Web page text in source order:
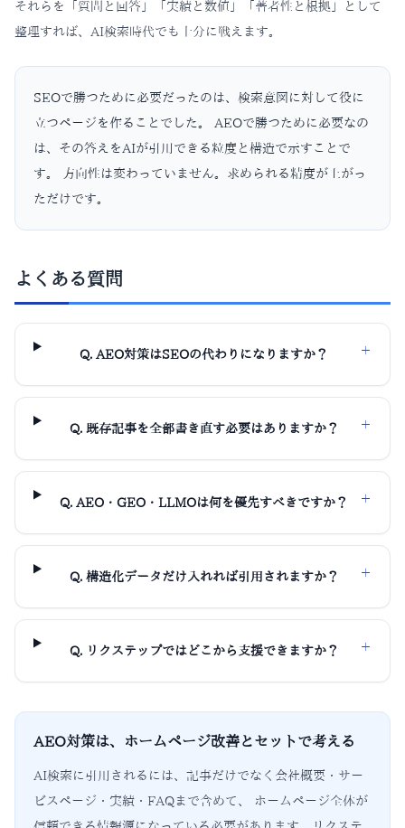
それらを「質問と回答」「実績と数値」「著者性と根拠」として
整理すれば、AI検索時代でも十分に戦えます。
SEOで勝つために必要だったのは、検索意図に対して役に
立つページを作ることでした。 AEOで勝つために必要なの
は、その答えをAIが引用できる粒度と構造で示すことで
す。 方向性は変わっていません。求められる精度が上がっ
ただけです。
よくある質問
Q. AEO対策はSEOの代わりになりますか？ ＋
Q. 既存記事を全部書き直す必要はありますか？ ＋
Q. AEO・GEO・LLMOは何を優先すべきですか？ ＋
Q. 構造化データだけ入れれば引用されますか？ ＋
Q. リクステップではどこから支援できますか？ ＋
AEO対策は、ホームページ改善とセットで考える
AI検索に引用されるには、記事だけでなく会社概要・サー
ビスページ・実績・FAQまで含めて、 ホームページ全体が